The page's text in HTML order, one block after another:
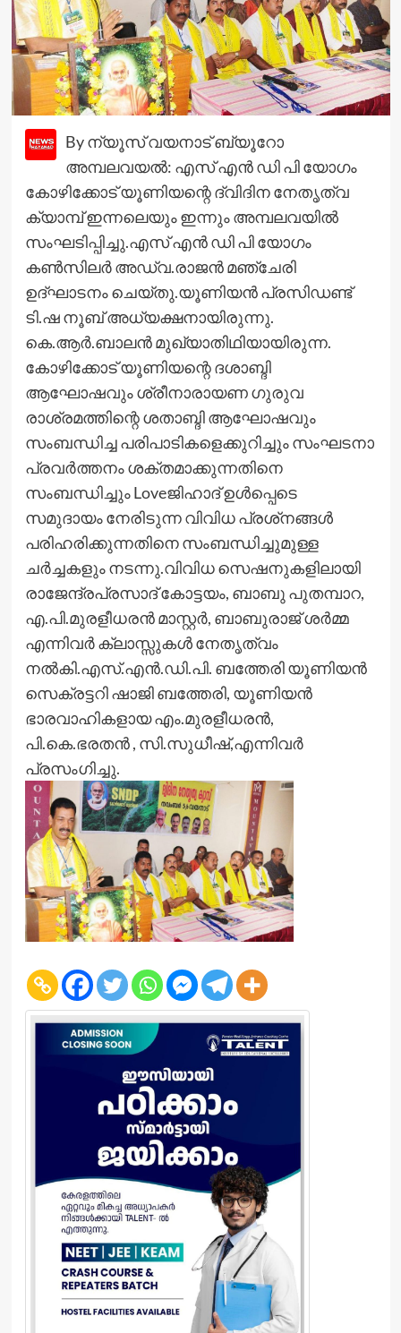
By ന്യൂസ് വയനാട് ബ്യൂറോ
അമ്പലവയല്‍: എസ് എന്‍ ഡി പി യോഗം
കോഴിക്കോട് യൂണിയന്റെ ദ്വിദിന നേതൃത്വ
ക്യാമ്പ് ഇന്നലെയും ഇന്നും അമ്പലവയില്‍
സംഘടിപ്പിച്ചു.എസ് എന്‍ ഡി പി യോഗം
കണ്‍സിലര്‍ അഡ്വ.രാജന്‍ മഞ്ചേരി
ഉദ്ഘാടനം ചെയ്തു.യൂണിയന്‍ പ്രസിഡണ്ട്
ടി.ഷ നൂബ് അധ്യക്ഷനായിരുന്നു.
കെ.ആര്‍.ബാലന്‍ മുഖ്യാതിഥിയായിരുന്ന.
കോഴിക്കോട് യൂണിയന്റെ ദശാബ്ദി
ആഘോഷവും ശ്രീനാരായണ ഗുരുവ
രാശ്രമത്തിന്റെ ശതാബ്ദി ആഘോഷവും
സംബന്ധിച്ച പരിപാടികളെക്കുറിച്ചും സംഘടനാ
പ്രവര്‍ത്തനം ശക്തമാക്കുന്നതിനെ
സംബന്ധിച്ചും Loveജിഹാദ് ഉള്‍പ്പെടെ
സമുദായം നേരിടുന്ന വിവിധ പ്രശ്‌നങ്ങള്‍
പരിഹരിക്കുന്നതിനെ സംബന്ധിച്ചുമുള്ള
ചര്‍ച്ചകളും നടന്നു.വിവിധ സെഷനുകളിലായി
രാജേന്ദ്രപ്രസാദ് കോട്ടയം, ബാബു പുതമ്പാറ,
എ.പി.മുരളീധരന്‍ മാസ്റ്റര്‍, ബാബുരാജ് ശര്‍മ്മ
എന്നിവര്‍ ക്ലാസ്സുകള്‍ നേതൃത്വം
നല്‍കി.എസ്.എന്‍.ഡി.പി. ബത്തേരി യൂണിയന്‍
സെക്രട്ടറി ഷാജി ബത്തേരി, യൂണിയന്‍
ഭാരവാഹികളായ എം.മുരളീധരന്‍,
പി.കെ.ഭരതന്‍ , സി.സുധീഷ്,എന്നിവര്‍
പ്രസംഗിച്ചു.